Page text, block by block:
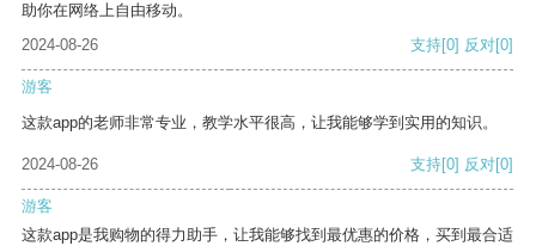
助你在网络上自由移动。
2024-08-26
支持[0] 反对[0]
游客
这款app的老师非常专业，教学水平很高，让我能够学到实用的知识。
2024-08-26 支持[0] 反对[0]
游客
这款app是我购物的得力助手，让我能够找到最优惠的价格，买到最合适